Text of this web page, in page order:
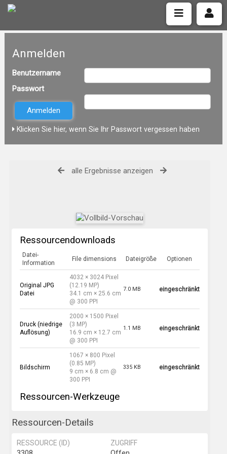
Anmelden
Benutzername
Passwort
Klicken Sie hier, wenn Sie Ihr Passwort vergessen haben
alle Ergebnisse anzeigen
Ressourcendownloads
Datei-
Information
File dimensions Dateigröße Optionen
Original JPG
Datei
4032 × 3024 Pixel
(12.19 MP)
34.1 cm × 25.6 cm
@ 300 PPI
7.0 MB eingeschränkt
Druck (niedrige
Auflösung)
2000 × 1500 Pixel
(3 MP)
16.9 cm × 12.7 cm
@ 300 PPI
1.1 MB eingeschränkt
Bildschirm
1067 × 800 Pixel
(0.85 MP)
9 cm × 6.8 cm @
300 PPI
335 KB eingeschränkt
Ressourcen-Werkzeuge
Ressourcen-Details
RESSOURCE (ID) ZUGRIFF